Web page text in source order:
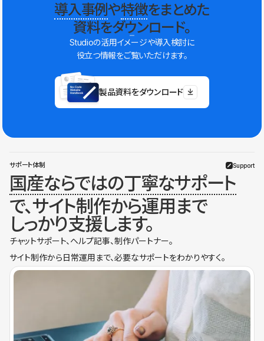
導入事例や特徴をまとめた
資料をダウンロード。
Studioの活用イメージや導入検討に
役立つ情報をご覧いただけます。
製品資料をダウンロード
サポート体制 Support
国産ならではの丁寧なサポート
で、サイト制作から運用まで
しっかり支援します。
チャットサポート、ヘルプ記事、制作パートナー。
サイト制作から日常運用まで、必要なサポートをわかりやすく。